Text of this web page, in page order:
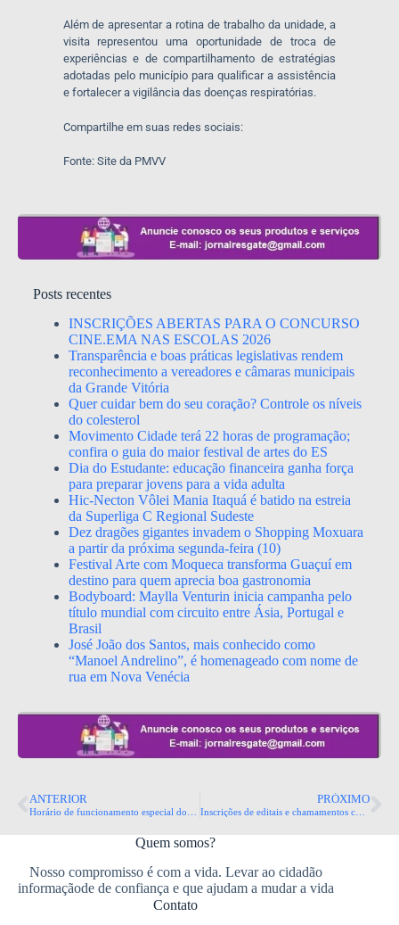
Além de apresentar a rotina de trabalho da unidade, a
visita representou uma oportunidade de troca de
experiências e de compartilhamento de estratégias
adotadas pelo município para qualificar a assistência
e fortalecer a vigilância das doenças respiratórias.
Compartilhe em suas redes sociais:
Fonte: Site da PMVV
Posts recentes
INSCRIÇÕES ABERTAS PARA O CONCURSO
CINE.EMA NAS ESCOLAS 2026
Transparência e boas práticas legislativas rendem
reconhecimento a vereadores e câmaras municipais
da Grande Vitória
Quer cuidar bem do seu coração? Controle os níveis
do colesterol
Movimento Cidade terá 22 horas de programação;
confira o guia do maior festival de artes do ES
Dia do Estudante: educação financeira ganha força
para preparar jovens para a vida adulta
Hic-Necton Vôlei Mania Itaquá é batido na estreia
da Superliga C Regional Sudeste
Dez dragões gigantes invadem o Shopping Moxuara
a partir da próxima segunda-feira (10)
Festival Arte com Moqueca transforma Guaçuí em
destino para quem aprecia boa gastronomia
Bodyboard: Maylla Venturin inicia campanha pelo
título mundial com circuito entre Ásia, Portugal e
Brasil
José João dos Santos, mais conhecido como
“Manoel Andrelino”, é homenageado com nome de
rua em Nova Venécia
ANTERIOR PRÓXIMO
Inscrições de editais e chamamentos culturais foram prorrogadas até 1º de julho
Quem somos?
Nosso compromisso é com a vida. Levar ao cidadão
informaçãode de confiança e que ajudam a mudar a vida
Contato